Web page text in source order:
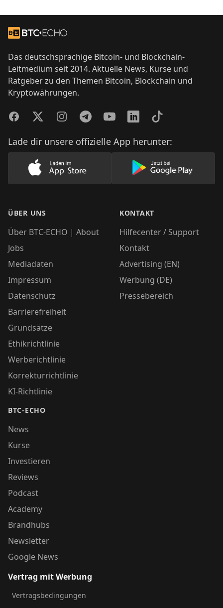
Zur Startseite
Das deutschsprachige Bitcoin- und Blockchain-
Leitmedium seit 2014. Aktuelle News, Kurse und
Ratgeber zu den Themen Bitcoin, Blockchain und
Kryptowährungen.
FacebookTwitterInstagramTelegramYouTubeLinkedInTikTok
Lade dir unsere offizielle App herunter:
Lade unsere App im AppStore herunter
Lade unsere
ÜBER UNS
Über BTC-ECHO | About
Jobs
Mediadaten
Impressum
Datenschutz
Barrierefreiheit
Grundsätze
Ethikrichtlinie
Werberichtlinie
Korrekturrichtlinie
KI-Richtlinie
BTC-ECHO
News
Kurse
Investieren
Reviews
Podcast
Academy
Brandhubs
Newsletter
Google News
KONTAKT
Hilfecenter / Support
Kontakt
Advertising (EN)
Werbung (DE)
Pressebereich
Vertrag mit Werbung
Vertragsbedingungen